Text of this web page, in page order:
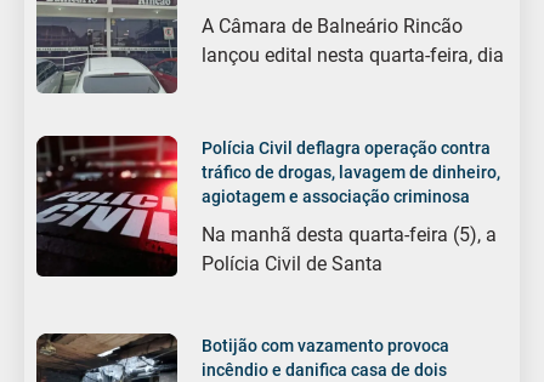
A Câmara de Balneário Rincão
lançou edital nesta quarta-feira, dia
Polícia Civil deflagra operação contra
tráfico de drogas, lavagem de dinheiro,
agiotagem e associação criminosa
Na manhã desta quarta-feira (5), a
Polícia Civil de Santa
Botijão com vazamento provoca
incêndio e danifica casa de dois